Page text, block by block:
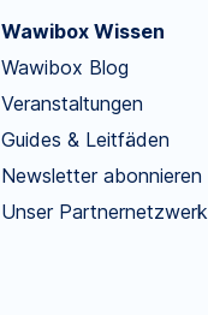
Wawibox Wissen
Wawibox Blog
Veranstaltungen
Guides & Leitfäden
Newsletter abonnieren
Unser Partnernetzwerk